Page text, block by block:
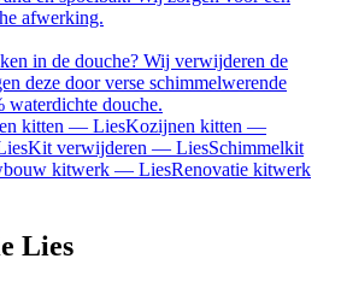
afwerking.
in de douche? Wij verwijderen de
deze door verse schimmelwerende
waterdichte douche.
kitten — LiesKozijnen kitten —
Kit verwijderen — LiesSchimmelkit
kitwerk — LiesRenovatie kitwerk
Lies